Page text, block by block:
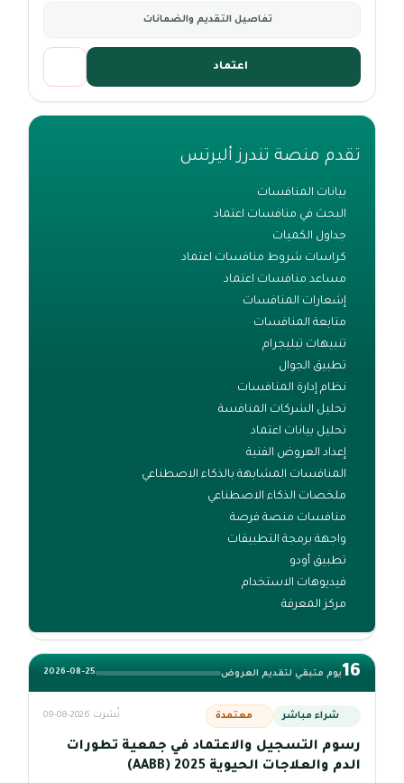
تفاصيل التقديم والضمانات
اعتماد
تقدم منصة تندرز أليرتس
بيانات المنافسات
البحث في منافسات اعتماد
جداول الكميات
كراسات شروط منافسات اعتماد
مساعد منافسات اعتماد
إشعارات المنافسات
متابعة المنافسات
تنبيهات تيليجرام
تطبيق الجوال
نظام إدارة المنافسات
تحليل الشركات المنافسة
تحليل بيانات اعتماد
إعداد العروض الفنية
المنافسات المشابهة بالذكاء الاصطناعي
ملخصات الذكاء الاصطناعي
منافسات منصة فرصة
واجهة برمجة التطبيقات
تطبيق أودو
فيديوهات الاستخدام
مركز المعرفة
16يوم متبقي لتقديم العروض 2026-08-25
شراء مباشر معتمدة نُشرت 2026-08-09
رسوم التسجيل والاعتماد في جمعية تطورات
الدم والعلاجات الحيوية 2025 (AABB)